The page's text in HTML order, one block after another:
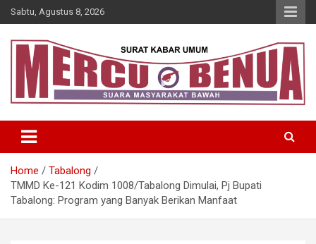
Skip
to
Sabtu, Agustus 8, 2026
Mercu Benua
Home
Tabalong
TMMD Ke-121 Kodim 1008/Tabalong Dimulai, Pj Bupati
Tabalong: Program yang Banyak Berikan Manfaat